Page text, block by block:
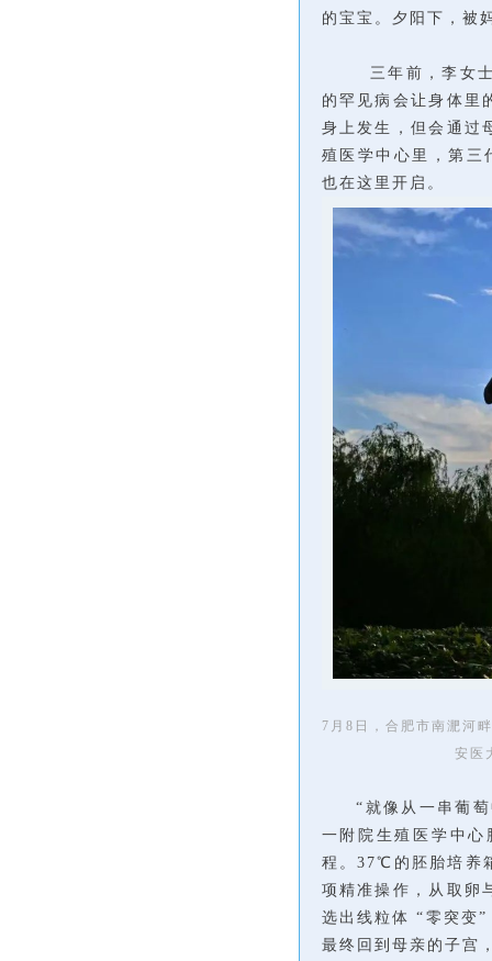
的宝宝。夕阳下，被
三年前，李女
的罕见病会让身体里
身上发生，但会通过
殖医学中心里，第三
也在这里开启。
7月8日，合肥市南淝河
安医
“就像从一串葡
一附院生殖医学中
程。37℃的胚胎培养
项精准操作，从取卵
选出线粒体 “零突变
最终回到母亲的子宫